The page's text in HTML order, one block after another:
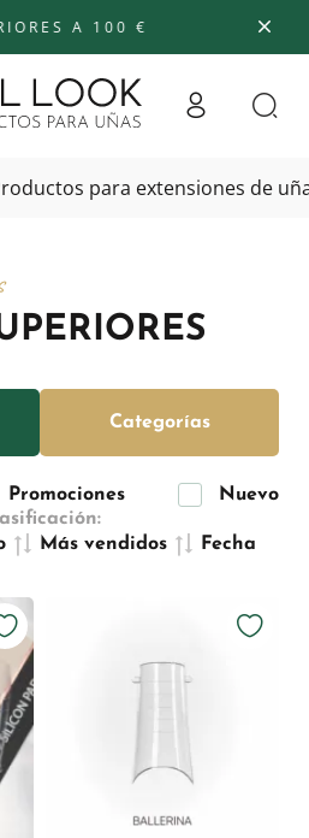
A 100 €
para extensiones de
Promociones
Nuevo
Más vendidos Fecha
Categorías